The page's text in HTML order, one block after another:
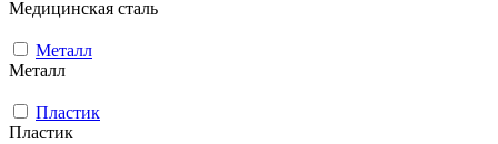
Медицинская сталь
Металл
Металл
Пластик
Пластик